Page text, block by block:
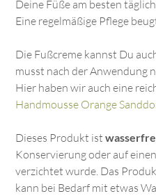
Deine Füße am besten
Eine regelmäßige Pflege
Die Fußcreme kannst Du
musst nach der Anwendung
Hier haben wir auch eine
Handmousse Orange
Dieses Produkt ist
Konservierung oder auf
verzichtet wurde. Das
kann bei Bedarf mit etwas